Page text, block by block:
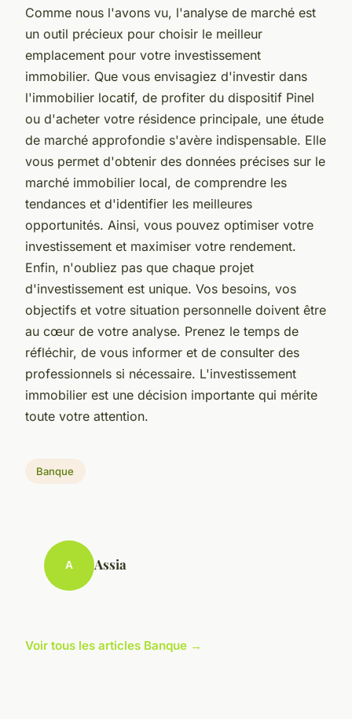
Comme nous l'avons vu, l'analyse de marché est
un outil précieux pour choisir le meilleur
emplacement pour votre investissement
immobilier. Que vous envisagiez d'investir dans
l'immobilier locatif, de profiter du dispositif Pinel
ou d'acheter votre résidence principale, une étude
de marché approfondie s'avère indispensable. Elle
vous permet d'obtenir des données précises sur le
marché immobilier local, de comprendre les
tendances et d'identifier les meilleures
opportunités. Ainsi, vous pouvez optimiser votre
investissement et maximiser votre rendement.
Enfin, n'oubliez pas que chaque projet
d'investissement est unique. Vos besoins, vos
objectifs et votre situation personnelle doivent être
au cœur de votre analyse. Prenez le temps de
réfléchir, de vous informer et de consulter des
professionnels si nécessaire. L'investissement
immobilier est une décision importante qui mérite
toute votre attention.
Banque
A Assia
Voir tous les articles Banque →